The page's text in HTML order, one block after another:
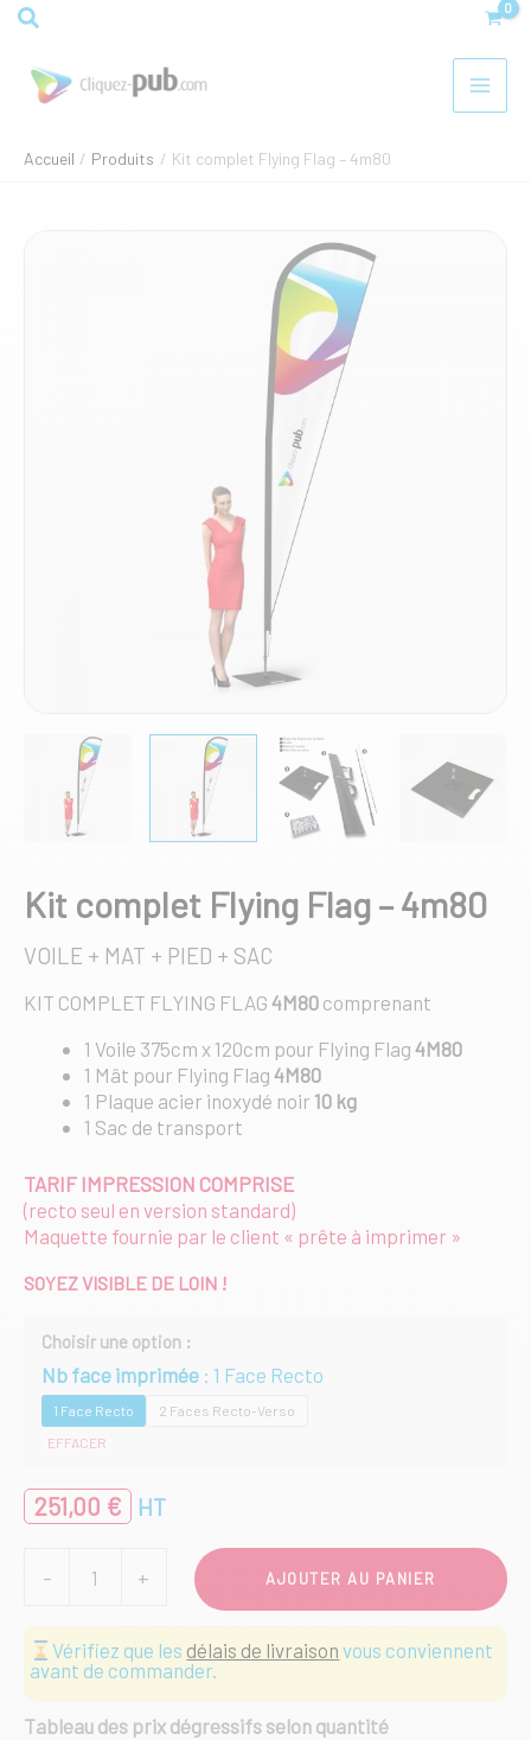
Aller
contenu
Rechercher
Accueil Produits Kit complet Flying Flag – 4m80
Kit complet Flying Flag – 4m80
VOILE + MAT + PIED + SAC
KIT COMPLET FLYING FLAG 4M80 comprenant
1 Voile 375cm x 120cm pour Flying Flag 4M80
1 Mât pour Flying Flag 4M80
1 Plaque acier inoxydé noir 10 kg
1 Sac de transport
TARIF IMPRESSION COMPRISE
(recto seul en version standard)
Maquette fournie par le client « prête à imprimer »
SOYEZ VISIBLE DE LOIN !
Nb face imprimée 1 Face Recto
1 Face Recto
2 Faces Recto-Verso
EFFACER
251,00 € HT
-
complet
Flying
Flag
-
+ AJOUTER AU PANIER
Vérifiez que les délais de livraison vous conviennent
avant de commander.
Tableau des prix dégressifs selon quantité